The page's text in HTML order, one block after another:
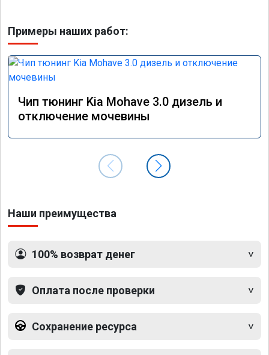
Примеры наших работ:
Чип тюнинг Kia Mohave 3.0 дизель и
отключение мочевины
Наши преимущества
100% возврат денег
Оплата после проверки
Сохранение ресурса